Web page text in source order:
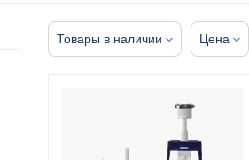
Товары в наличии Цена